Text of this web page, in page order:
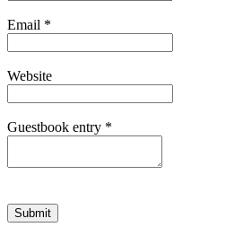
Email *
Website
Guestbook entry *